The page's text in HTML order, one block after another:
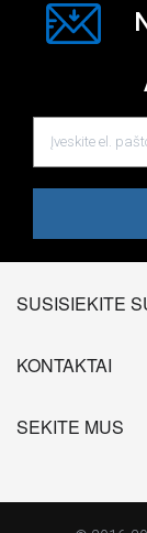
SUSISIEKITE
KONTAKTAI
SEKITE MUS